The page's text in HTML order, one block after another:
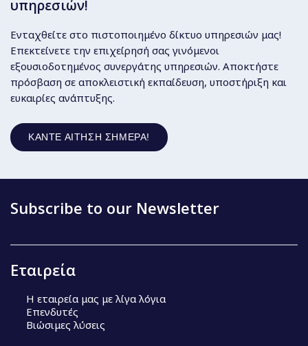
υπηρεσιών!
Ενταχθείτε στο πιστοποιημένο δίκτυο υπηρεσιών μας!
Επεκτείνετε την επιχείρησή σας γινόμενοι
εξουσιοδοτημένος συνεργάτης υπηρεσιών. Αποκτήστε
πρόσβαση σε αποκλειστική εκπαίδευση, υποστήριξη και
ευκαιρίες ανάπτυξης.
ΚΆΝΤΕ ΑΊΤΗΣΗ ΣΉΜΕΡΑ!
Subscribe to our Newsletter
Εταιρεία
Η εταιρεία μας με λίγα λόγια
Επενδυτές
Βιώσιμες λύσεις